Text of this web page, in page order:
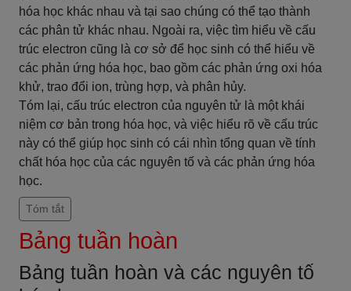
hóa học khác nhau và tại sao chúng có thể tạo thành
các phân tử khác nhau. Ngoài ra, việc tìm hiểu về cấu
trúc electron cũng là cơ sở để học sinh có thể hiểu về
các phản ứng hóa học, bao gồm các phản ứng oxi hóa
khử, trao đổi ion, trùng hợp, và phân hủy.
Tóm lại, cấu trúc electron của nguyên tử là một khái
niệm cơ bản trong hóa học, và việc hiểu rõ về cấu trúc
này có thể giúp học sinh có cái nhìn tổng quan về tính
chất hóa học của các nguyên tố và các phản ứng hóa
học.
Tóm tắt
Bảng tuần hoàn
Bảng tuần hoàn và các nguyên tố